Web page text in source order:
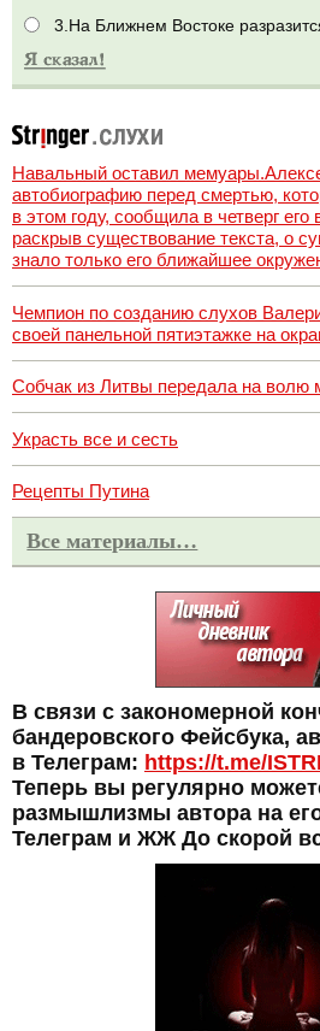
3.На Ближнем Востоке
Навальный оставил
автобиографию перед смертью,
в этом году, сообщила в четверг
раскрыв существование текста, о
знало только его ближайшее
Чемпион по созданию слухов
своей панельной пятиэтажке на
Собчак из Литвы передала на волю
Украсть все и сесть
Рецепты Путина
Все материалы…
В связи с закономерной
бандеровского Фейсбука,
в Телеграм: https://t.me/
Теперь вы регулярно
размышлизмы автора на
Телеграм и ЖЖ До скорой